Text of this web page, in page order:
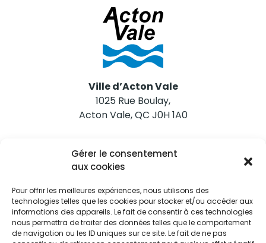
Gérer le consentement
aux cookies
Pour offrir les meilleures expériences, nous utilisons des
technologies telles que les cookies pour stocker et/ou accéder aux
informations des appareils. Le fait de consentir à ces technologies
nous permettra de traiter des données telles que le comportement
de navigation ou les ID uniques sur ce site. Le fait de ne pas
Ville d’Acton Vale
1025 Rue Boulay,
Acton Vale, QC J0H 1A0
Nous joindre
Tél. 450 546-2703